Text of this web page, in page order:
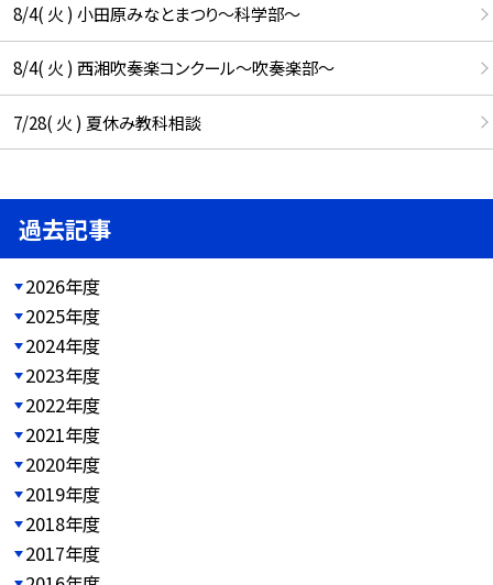
8/4( 火 ) 小田原みなとまつり～科学部～
8/4( 火 ) 西湘吹奏楽コンクール～吹奏楽部～
7/28( 火 ) 夏休み教科相談
過去記事
2026年度
2025年度
2024年度
2023年度
2022年度
2021年度
2020年度
2019年度
2018年度
2017年度